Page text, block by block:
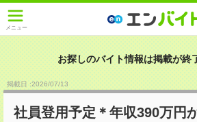
メニュー
お探しのバイト情報は掲載が終
掲載日 :2026/07/13
社員登用予定＊年収390万円